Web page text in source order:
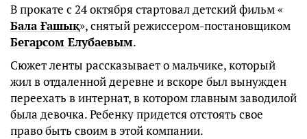
В прокате с 24 октября стартовал детский фильм «
Бала Ғашық», снятый режиссером-постановщиком
Бегарсом Елубаевым.
Сюжет ленты рассказывает о мальчике, который
жил в отдаленной деревне и вскоре был вынужден
переехать в интернат, в котором главным заводилой
была девочка. Ребенку придется отстоять свое
право быть своим в этой компании.